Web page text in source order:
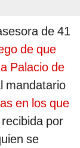
de 41
de que
Palacio de
mandatario
en los que
por
se